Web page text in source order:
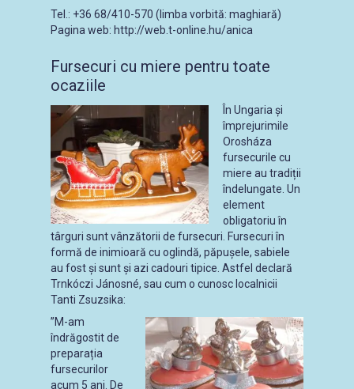
Tel.: +36 68/410-570 (limba vorbită: maghiară)
Pagina web: http://web.t-online.hu/anica
Fursecuri cu miere pentru toate
ocaziile
În Ungaria și
împrejurimile
Orosháza
fursecurile cu
miere au tradiții
îndelungate. Un
element
obligatoriu în
târguri sunt vânzătorii de fursecuri. Fursecuri în
formă de inimioară cu oglindă, păpușele, sabiele
au fost și sunt și azi cadouri tipice. Astfel declară
Trnkóczi Jánosné, sau cum o cunosc localnicii
Tanti Zsuzsika:
”M-am
îndrăgostit de
preparația
fursecurilor
acum 5 ani. De